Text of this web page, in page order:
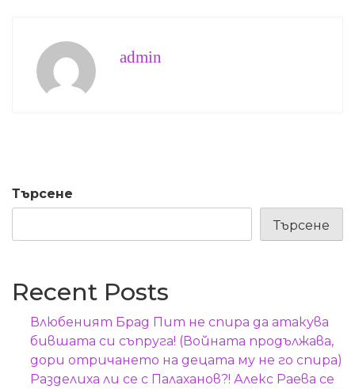
admin
Търсене
Търсене
Recent Posts
Влюбеният Брад Пит не спира да атакува
бившата си съпруга! (Войната продължава,
дори отричането на децата му не го спира)
Разделиха ли се с Палаханов?! Алекс Раева се